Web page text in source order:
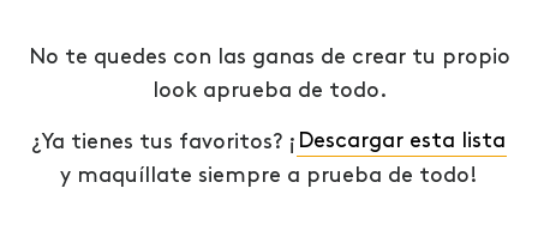
No te quedes con las ganas de crear tu propio
look aprueba de todo.
¿Ya tienes tus favoritos? ¡ Descargar esta lista
y maquíllate siempre a prueba de todo!